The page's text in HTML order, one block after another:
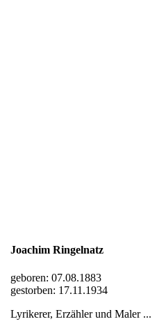
Joachim Ringelnatz
geboren: 07.08.1883
gestorben: 17.11.1934
Lyrikerer, Erzähler und Maler ...